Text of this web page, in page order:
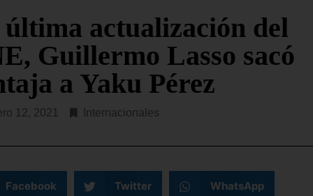
LEYENDO...
interrumpir en la víspera su
de conversaciones
actualización del
Guillermo Lasso sacó
a Yaku Pérez
12, 2021 Internacionales
Facebook Twitter WhatsApp